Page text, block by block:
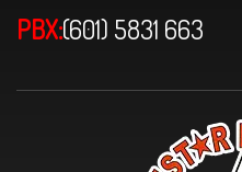
PBX:(601) 5831 663